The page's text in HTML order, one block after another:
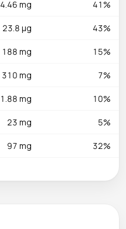
4.46 mg 41%
23.8 µg 43%
188 mg 15%
310 mg 7%
1.88 mg 10%
23 mg 5%
97 mg 32%